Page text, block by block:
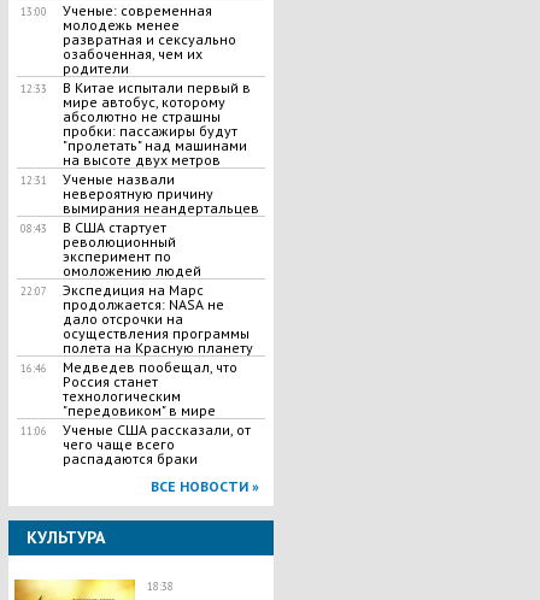
13:00
Ученые: современная
молодежь менее
развратная и сексуально
озабоченная, чем их
родители
12:33
В Китае испытали первый в
мире автобус, которому
абсолютно не страшны
пробки: пассажиры будут
"пролетать" над машинами
на высоте двух метров
12:31
Ученые назвали
невероятную причину
вымирания неандертальцев
08:43
В США стартует
революционный
эксперимент по
омоложению людей
22:07
Экспедиция на Марс
продолжается: NASA не
дало отсрочки на
осуществления программы
полета на Красную планету
16:46
Медведев пообещал, что
Россия станет
технологическим
"передовиком" в мире
11:06
Ученые США рассказали, от
чего чаще всего
распадаются браки
ВСЕ НОВОСТИ »
КУЛЬТУРА
18:38